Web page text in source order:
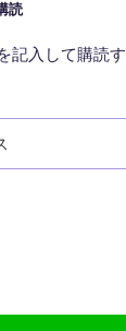
読
記入して購読